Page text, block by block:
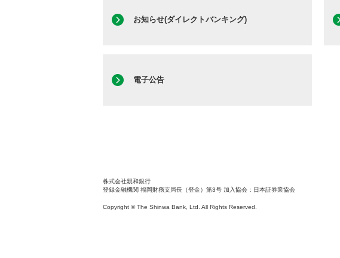
お知らせ(ダイレクトバンキング)
電子公告
株式会社親和銀行
登録金融機関 福岡財務支局長（登金）第3号 加入協会：日本証券業協会
Copyright © The Shinwa Bank, Ltd. All Rights Reserved.